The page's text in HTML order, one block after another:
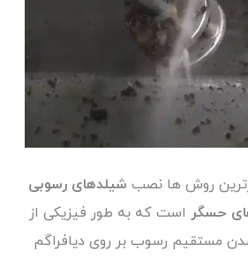
روش ها نصب شیلدهای رسوبی
حسگر است که به طور فیزیکی از
مستقیم رسوب بر روی دیافراگم